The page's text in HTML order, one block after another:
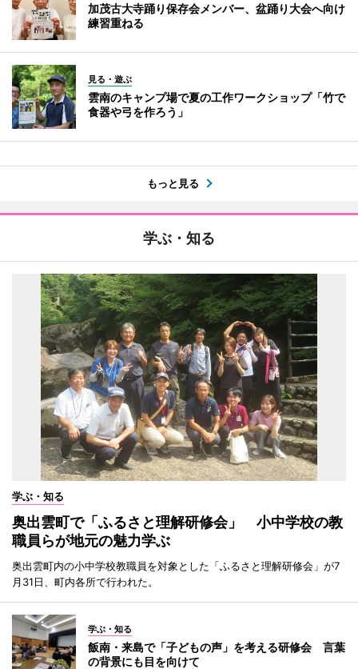
加茂古大寺踊り保存会メンバー、盆踊り大会へ向け
練習重ねる
見る・遊ぶ
雲南のキャンプ場で夏の工作ワークショップ「竹で
食器や弓を作ろう」
もっと見る
学ぶ・知る
学ぶ・知る
奥出雲町で「ふるさと理解研修会」 小中学校の教
職員らが地元の魅力学ぶ
奥出雲町内の小中学校教職員を対象とした「ふるさと理解研修会」が7
月31日、町内各所で行われた。
学ぶ・知る
飯南・来島で「子どもの声」を考える研修会 言葉
の背景にも目を向けて